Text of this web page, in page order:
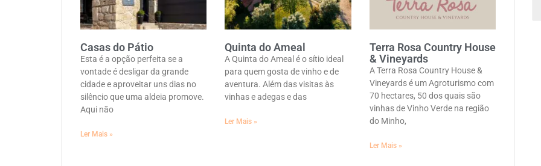
Casas do Pátio
Esta é a opção perfeita se a
vontade é desligar da grande
cidade e aproveitar uns dias no
silêncio que uma aldeia promove.
Aqui não
Ler Mais »
Quinta do Ameal
A Quinta do Ameal é o sítio ideal
para quem gosta de vinho e de
aventura. Além das visitas às
vinhas e adegas e das
Ler Mais »
Terra Rosa Country House
& Vineyards
A Terra Rosa Country House &
Vineyards é um Agroturismo com
70 hectares, 50 dos quais são
vinhas de Vinho Verde na região
do Minho,
Ler Mais »